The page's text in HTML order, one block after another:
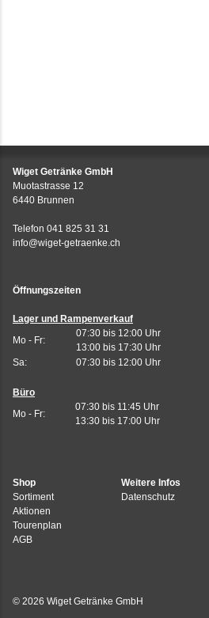
Wiget Getränke GmbH
Muotastrasse 12
6440 Brunnen
Telefon 041 825 31 31
info@wiget-getraenke.ch
Öffnungszeiten
Lager und Rampenverkauf
Mo - Fr:
07:30 bis 12:00 Uhr
13:00 bis 17:30 Uhr
Sa:
07:30 bis 12:00 Uhr
Büro
Mo - Fr:
07:30 bis 11:45 Uhr
13:30 bis 17:00 Uhr
Shop
Sortiment
Aktionen
Tourenplan
AGB
Weitere Infos
Datenschutz
© 2026 Wiget Getränke GmbH